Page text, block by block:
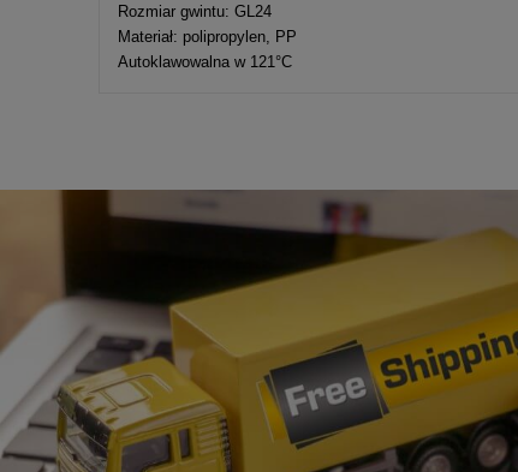
Rozmiar gwintu: GL24
Materiał: polipropylen, PP
Autoklawowalna w 121°C